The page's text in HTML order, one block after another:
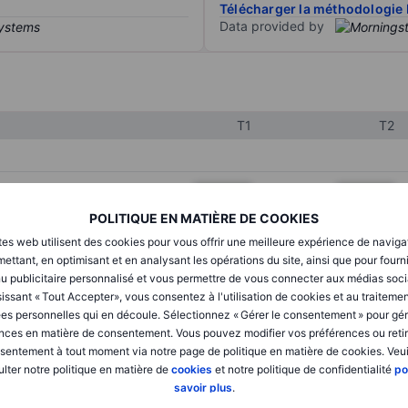
POLITIQUE EN MATIÈRE DE COOKIES
web utilisent des cookies pour vous offrir une meilleure expérience de
en optimisant et en analysant les opérations du site, ainsi que pour
publicitaire personnalisé et vous permettre de vous connecter aux médias
« Tout Accepter», vous consentez à l'utilisation de cookies et au
personnelles qui en découle. Sélectionnez « Gérer le consentement » pour
en matière de consentement. Vous pouvez modifier vos préférences ou
à tout moment via notre page de politique en matière de cookies.
notre politique en matière de cookies et notre politique de confidentialité
savoir plus.
Télécharger la méthodologie
Data provided by
T1 T2
XXXXXXX XXXXXXX
XXXXXXX
XXXXXXX XXXXXXX
XXXXXXX XXXXXXX
XXXXXXX XXXXXXX